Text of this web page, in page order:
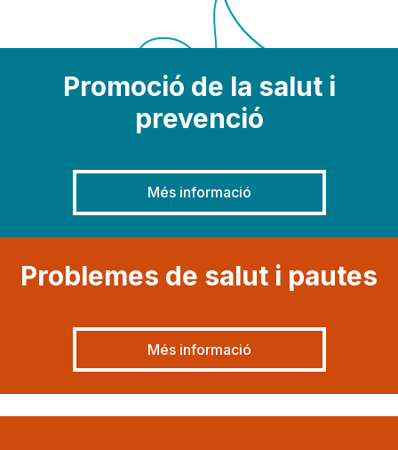
Promoció de la salut i
prevenció
Més informació
Problemes de salut i pautes
Més informació